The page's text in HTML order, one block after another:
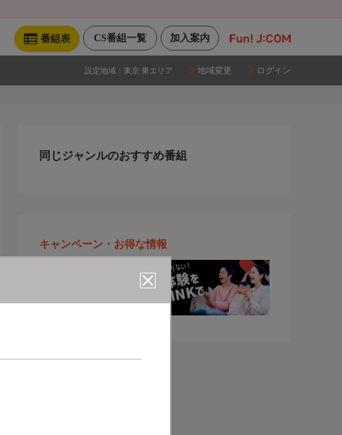
加入案内
CS番組一覧
番組表
設定地域： 東京 東エリア 地域変更 ログイン
同じジャンルのおすすめ番組
キャンペーン・お得な情報